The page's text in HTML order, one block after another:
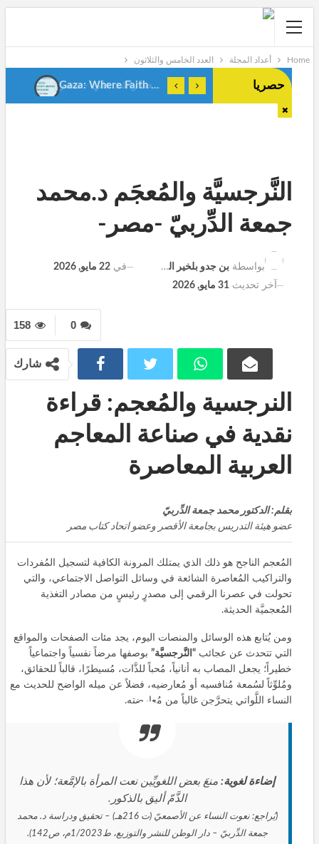
Home أعداد المجلة العدد الخامس والثلاثون
حصريا Gaza: Where Faith Shapes True Men.Anes Stiti-Algeria-
النَّرجسيَّة والمُعجَم د.محمد
جمعة الدِّربيّ -مصر-
بواسطة بن جدو بلخير المشرف العام في 22 مايو, 2026
آخر تحديث 31 مايو, 2026
0
158
شارك
النرجسية والمُعجم: قراءة
نقدية في صناعة المعاجم
العربية المعاصرة
بقلم: الدكتور محمد جمعة الدِّربيّ
عضو هيئة التدريس بجامعة الأقصر وعضو اتحاد كتاب مصر
المُعجم الناجح هو ذلك الذي يمتلك المرونة الكافية لتسجيل المُفردات
والتراكيب المُعاصرة الشائعة في وسائل التواصل الاجتماعي، والتي
تحولت في عصرنا الرقمي إلى مصدرٍ رئيسٍ من مصادر التغذية
المُعجميَّة الحديثة.
ومن يُتابع هذه الوسائل والمنصات اليوم، يجد مئات الصفحات والمواقع
التي تتحدث عن عجائب “النَّرجسيَّة” بوصفها مرضاً نفسياً واجتماعياً
خطيراً؛ يجعل المصاب به أنانياً، مُحباً للذَّات، مُسيطرًا، قالباً للحقائق،
ومُلوِّثاً لسُمعة مُنافسيه أو مُعارضيه، فضلاً عن ميله الواضح للحديث مع
النساء اللَّواتي يتحرَّجن غالباً من مُعارضته.
إضاءة لغوية: منعَ بعض اللغويِّين نعت المرأة بالإمَّعة؛ لأن هذا
الذَّمّ أليق بالذكور.
(يُراجع: نعوت النساء عن الأصمعيّ (ت 216هـ) – تحقيق ودراسة د. محمد
جمعة الدِّربيّ – دار الوطن للنشر والتوزيع، ط1/2023م، ص142).